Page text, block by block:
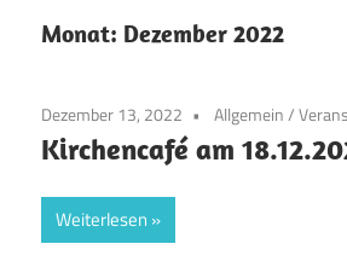
Darmstadt
Altstadt
Weststadt
–
Darmstadt
Monat: Dezember 2022
Dezember 13, 2022 Allgemein/
Kirchencafé am
Weiterlesen